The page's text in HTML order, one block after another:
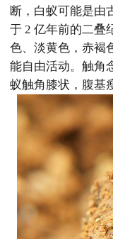
断，白蚁可能是由
于 2 亿年前的二叠
色、淡黄色，赤褐
能自由活动。触角
蚁触角膝状，腹基